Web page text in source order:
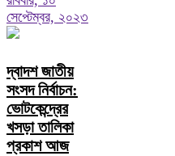
সেপ্টেম্বর, ২০২৩
দ্বাদশ জাতীয়
সংসদ নির্বাচন:
ভোটকেন্দ্রের
খসড়া তালিকা
প্রকাশ আজ